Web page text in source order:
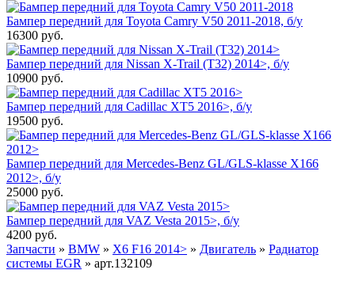
Бампер передний для Toyota Camry V50 2011-2018, б/у
16300 руб.
Бампер передний для Nissan X-Trail (T32) 2014>, б/у
10900 руб.
Бампер передний для Cadillac XT5 2016>, б/у
19500 руб.
Бампер передний для Mercedes-Benz GL/GLS-klasse X166
2012>, б/у
25000 руб.
Бампер передний для VAZ Vesta 2015>, б/у
4200 руб.
Запчасти » BMW » X6 F16 2014> » Двигатель » Радиатор
системы EGR » арт.132109